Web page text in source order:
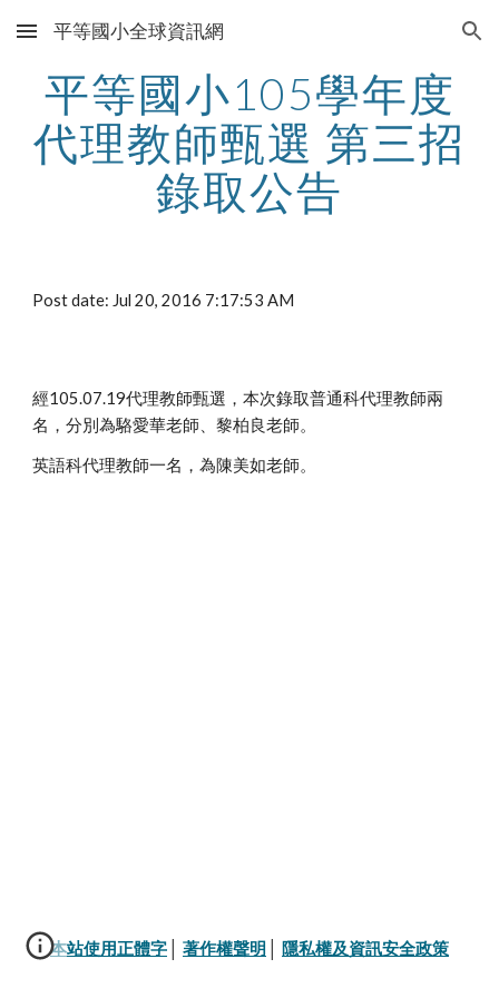
Skip to main content Skip to navigation
平等國小全球資訊網
平等國小105學年度
代理教師甄選 第三招
錄取公告
Post date: Jul 20, 2016 7:17:53 AM
經105.07.19代理教師甄選，本次錄取普通科代理教師兩
名，分別為駱愛華老師、黎柏良老師。
英語科代理教師一名，為陳美如老師。
本站使用正體字 著作權聲明 隱私權及資訊安全政策